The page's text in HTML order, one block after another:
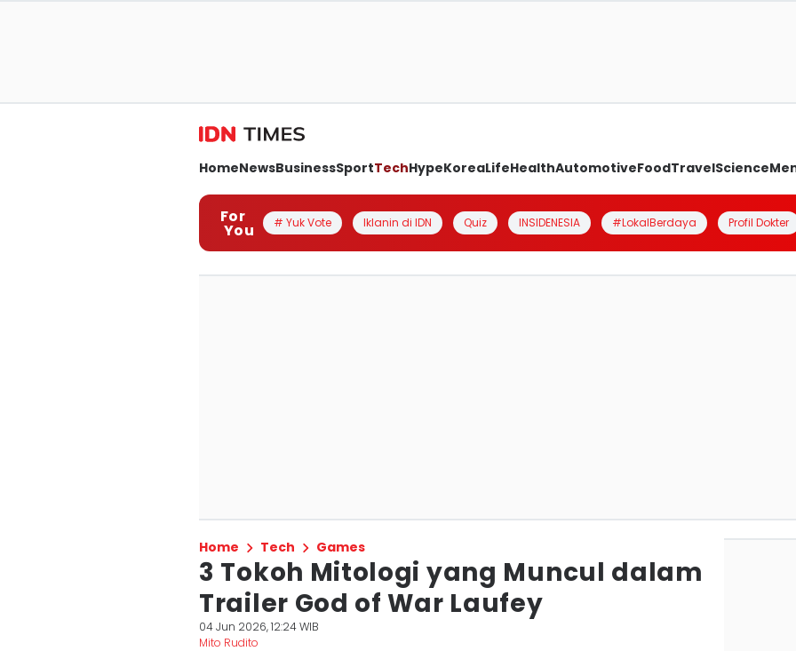
HomeNewsBusinessSportTechHypeKoreaLifeHealthAutomotiveFoodTravelScience
For
You # Yuk Vote Iklanin di IDN Quiz INSIDENESIA #LokalBerdaya Profil Dokter
Home Tech Games
3 Tokoh Mitologi yang Muncul dalam
Trailer God of War Laufey
04 Jun 2026, 12:24 WIB
Mito Rudito